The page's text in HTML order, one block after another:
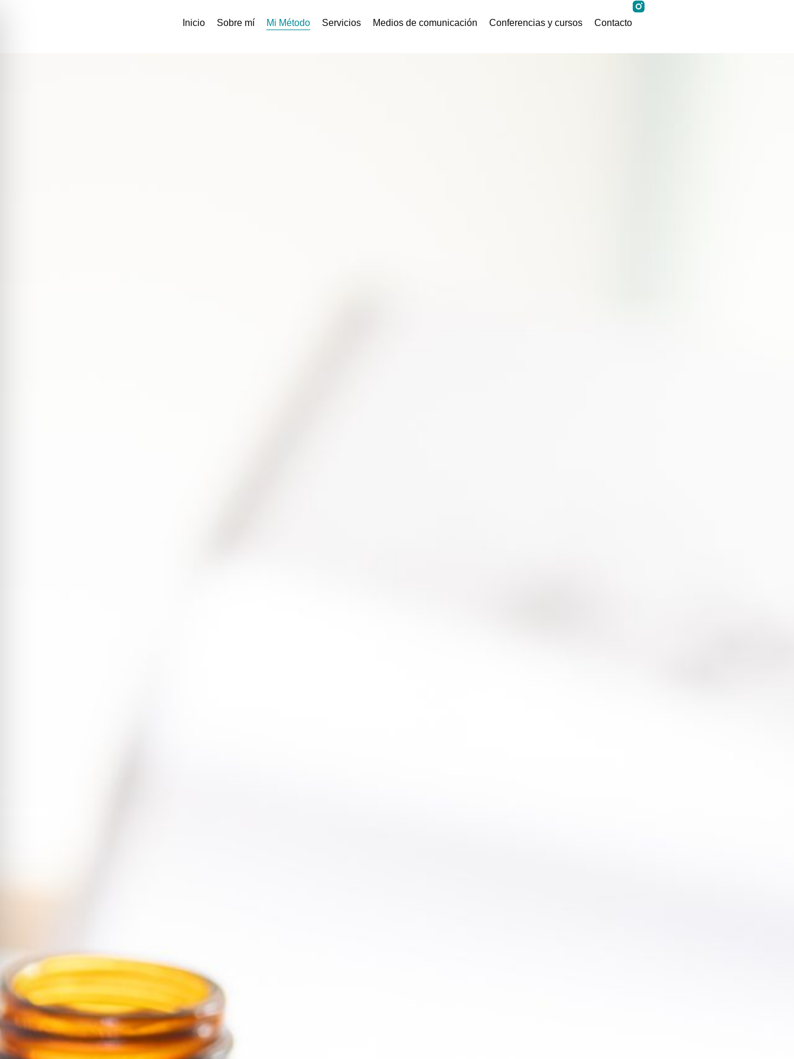
Inicio Sobre mí Mi Método Servicios Medios de comunicación Conferencias y cursos Contacto